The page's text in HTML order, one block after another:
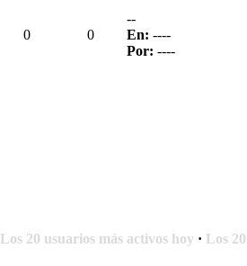
0 0
--
En: ----
Por: ----
Los 20 usuarios más activos hoy · Los